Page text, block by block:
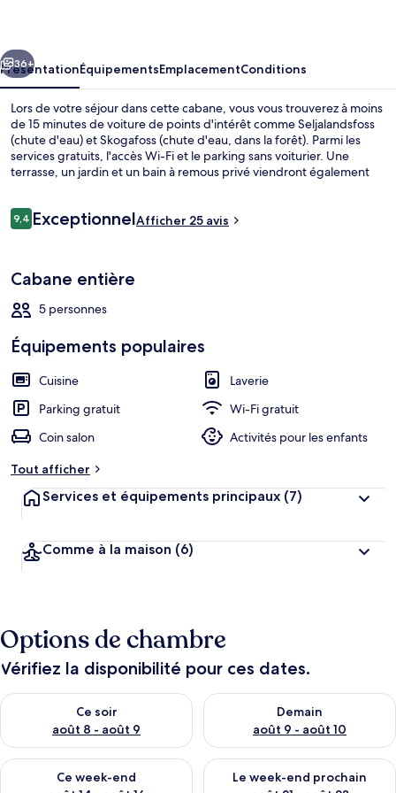
Suivant
36+
PrésentationÉquipementsEmplacementConditions
Lors de votre séjour dans cette cabane, vous vous trouverez à moins
de 15 minutes de voiture de points d'intérêt comme Seljalandsfoss
(chute d'eau) et Skogafoss (chute d'eau, dans la forêt). Parmi les
services gratuits, l'accès Wi-Fi et le parking sans voiturier. Une
terrasse, un jardin et un bain à remous privé viendront également
Avis
voyageurs
9,49,4 sur 10
ExceptionnelAfficher 25 avis
Cabane entière
5 personnes
Équipements populaires
Cuisine
Laverie
Parking gratuit
Wi-Fi gratuit
Coin salon
Activités pour les enfants
Tout afficher
Services et équipements principaux (7)
Comme à la maison (6)
Options de chambre
Vérifiez la disponibilité pour ces dates.
Ce soir
août 8 - août 9
Vérifier la disponibilité pour ce soir août 8 - août 9
Demain
août 9 - août 10
Vérifier la disponibilité pour
Ce week-end
Vérifier la disponibilité pour ce week-end août 14 - août 16
Le week-end prochain
Vérifier la disponibilité pour